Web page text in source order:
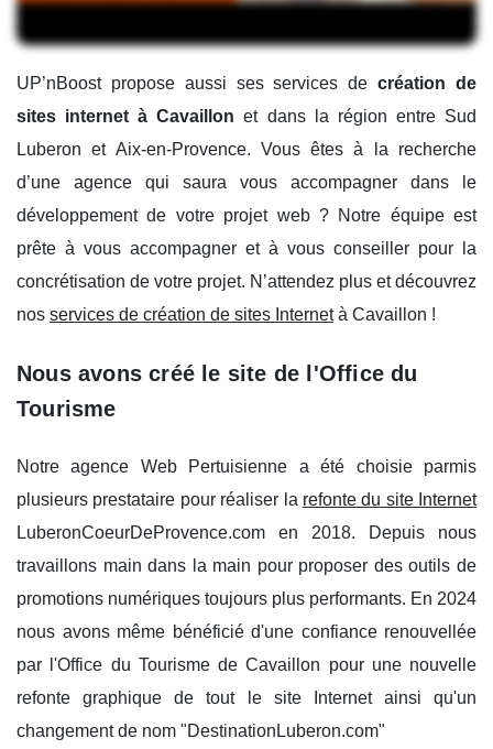
UP’nBoost propose aussi ses services decréation de
sites internet à Cavaillon et dans la région entre Sud
Luberon et Aix-en-Provence. Vous êtes à la recherche
d’une agence qui saura vous accompagner dans le
développement de votre projet web ? Notre équipe est
prête à vous accompagner et à vous conseiller pour la
concrétisation de votre projet. N’attendez plus et découvrez
nos services de création de sites Internetà Cavaillon !
Nous avons créé le site de l'Office du
Tourisme
Notre agence Web Pertuisienne a été choisie parmis
plusieurs prestataire pour réaliser la refonte du site Internet
LuberonCoeurDeProvence.com en 2018. Depuis nous
travaillons main dans la main pour proposer des outils de
promotions numériques toujours plus performants. En 2024
nous avons même bénéficié d'une confiance renouvellée
par l'Office du Tourisme de Cavaillon pour une nouvelle
refonte graphique de tout le site Internet ainsi qu'un
changement de nom "DestinationLuberon.com"